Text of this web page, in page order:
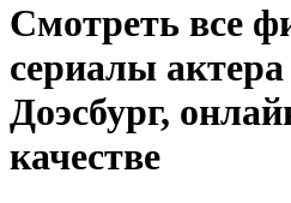
Смотреть все
сериалы
Доэсбург,
качестве